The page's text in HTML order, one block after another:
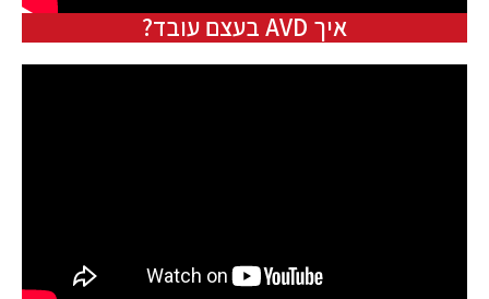
איך AVD בעצם עובד?